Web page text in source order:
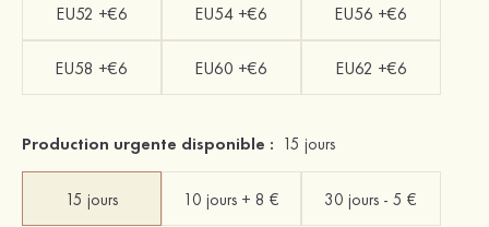
EU52 +€6 EU54 +€6 EU56 +€6
EU58 +€6 EU60 +€6 EU62 +€6
Production urgente disponible : 15 jours
15 jours 10 jours + 8 € 30 jours - 5 €